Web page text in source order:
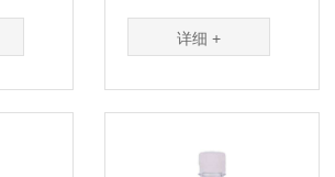
用 S-
半
配套
了较
详细 +